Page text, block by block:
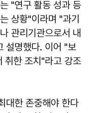
"연구 활동 성과 등
상황"이라며 "과기
관리기관으로서 내
설명했다. 이어 "보
취한 조치"라고 강조
대한 존중해야 한다